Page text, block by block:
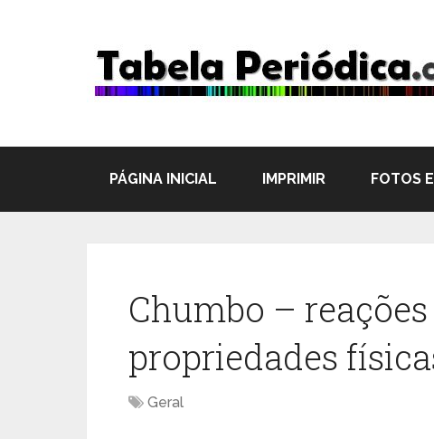
PÁGINA INICIAL IMPRIMIR FOTOS
Chumbo –
propriedades
Geral